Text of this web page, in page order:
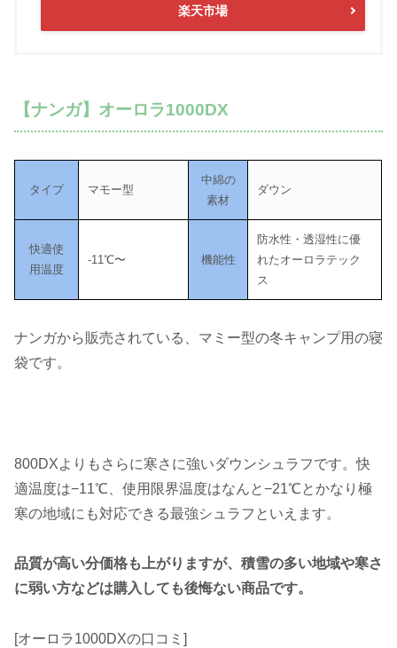
楽天市場
【ナンガ】オーロラ1000DX
タイプ マモー型
中綿の
素材
ダウン
快適使
用温度
-11℃〜 機能性
防水性・透湿性に優
れたオーロラテック
ス
ナンガから販売されている、マミー型の冬キャンプ用の寝
袋です。
800DXよりもさらに寒さに強いダウンシュラフです。快
適温度は−11℃、使用限界温度はなんと−21℃とかなり極
寒の地域にも対応できる最強シュラフといえます。
品質が高い分価格も上がりますが、積雪の多い地域や寒さ
に弱い方などは購入しても後悔ない商品です。
[オーロラ1000DXの口コミ]